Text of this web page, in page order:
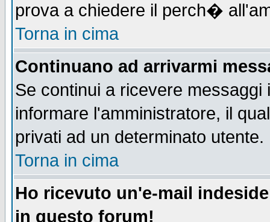
prova a chiedere il perch�
Torna in cima
Continuano ad arrivarmi
Se continui a ricevere
informare l'amministratore, il
privati ad un determinato utente.
Torna in cima
Ho ricevuto un'e-mail
in questo forum!